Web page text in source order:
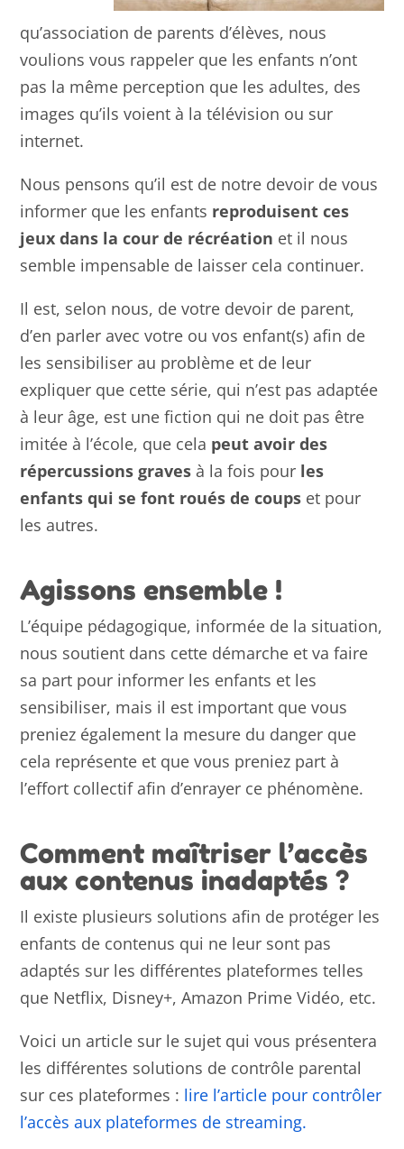
qu’association de parents d’élèves, nous
voulions vous rappeler que les enfants n’ont
pas la même perception que les adultes, des
images qu’ils voient à la télévision ou sur
internet.
Nous pensons qu’il est de notre devoir de vous
informer que les enfants reproduisent ces
jeux dans la cour de récréation et il nous
semble impensable de laisser cela continuer.
Il est, selon nous, de votre devoir de parent,
d’en parler avec votre ou vos enfant(s) afin de
les sensibiliser au problème et de leur
expliquer que cette série, qui n’est pas adaptée
à leur âge, est une fiction qui ne doit pas être
imitée à l’école, que cela peut avoir des
répercussions graves à la fois pour les
enfants qui se font roués de coups et pour
les autres.
Agissons ensemble !
L’équipe pédagogique, informée de la situation,
nous soutient dans cette démarche et va faire
sa part pour informer les enfants et les
sensibiliser, mais il est important que vous
preniez également la mesure du danger que
cela représente et que vous preniez part à
l’effort collectif afin d’enrayer ce phénomène.
Comment maîtriser l’accès
aux contenus inadaptés ?
Il existe plusieurs solutions afin de protéger les
enfants de contenus qui ne leur sont pas
adaptés sur les différentes plateformes telles
que Netflix, Disney+, Amazon Prime Vidéo, etc.
Voici un article sur le sujet qui vous présentera
les différentes solutions de contrôle parental
sur ces plateformes : lire l’article pour contrôler
l’accès aux plateformes de streaming.